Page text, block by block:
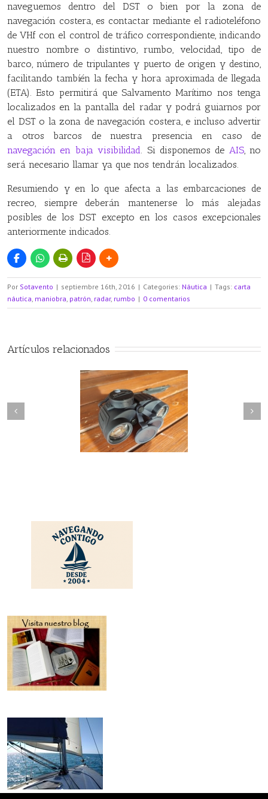
naveguemos dentro del DST o bien por la zona de
navegación costera, es contactar mediante el radioteléfono
de VHf con el control de tráfico correspondiente, indicando
nuestro nombre o distintivo, rumbo, velocidad, tipo de
barco, número de tripulantes y puerto de origen y destino,
facilitando tambíén la fecha y hora aproximada de llegada
(ETA). Esto permitirá que Salvamento Marítimo nos tenga
localizados en la pantalla del radar y podrá guiarnos por
el DST o la zona de navegación costera, e incluso advertir
a otros barcos de nuestra presencia en caso de
navegación en baja visibilidad. Si disponemos de AIS, no
será necesario llamar ya que nos tendrán localizados.
Resumiendo y en lo que afecta a las embarcaciones de
recreo, siempre deberán mantenerse lo más alejadas
posibles de los DST excepto en los casos excepcionales
anteriormente indicados.
Por Sotavento | septiembre 16th, 2016 | Categories: Náutica | Tags: carta
náutica, maniobra, patrón, radar, rumbo | 0 comentarios
Artículos relacionados
BARCO EN TRÁNSITO